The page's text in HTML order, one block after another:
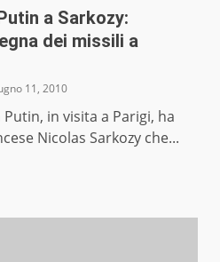
a Sarkozy:
dei missili a
11, 2010
in visita a Parigi, ha
Nicolas Sarkozy che...